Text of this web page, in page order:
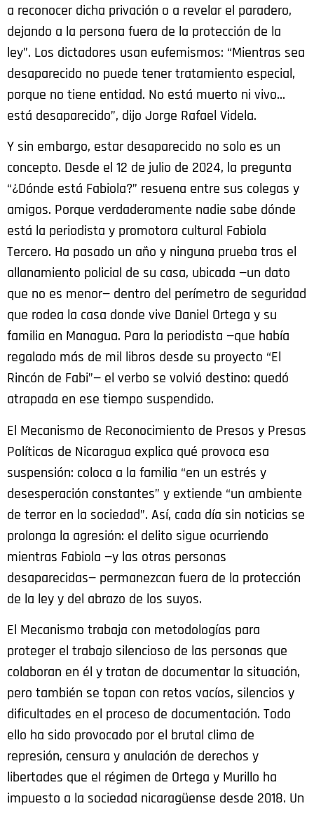
a reconocer dicha privación o a revelar el paradero,
dejando a la persona fuera de la protección de la
ley”. Los dictadores usan eufemismos: “Mientras sea
desaparecido no puede tener tratamiento especial,
porque no tiene entidad. No está muerto ni vivo…
está desaparecido”, dijo Jorge Rafael Videla.
Y sin embargo, estar desaparecido no solo es un
concepto. Desde el 12 de julio de 2024, la pregunta
“¿Dónde está Fabiola?” resuena entre sus colegas y
amigos. Porque verdaderamente nadie sabe dónde
está la periodista y promotora cultural Fabiola
Tercero. Ha pasado un año y ninguna prueba tras el
allanamiento policial de su casa, ubicada —un dato
que no es menor— dentro del perímetro de seguridad
que rodea la casa donde vive Daniel Ortega y su
familia en Managua. Para la periodista —que había
regalado más de mil libros desde su proyecto “El
Rincón de Fabi”— el verbo se volvió destino: quedó
atrapada en ese tiempo suspendido.
El Mecanismo de Reconocimiento de Presos y Presas
Políticas de Nicaragua explica qué provoca esa
suspensión: coloca a la familia “en un estrés y
desesperación constantes” y extiende “un ambiente
de terror en la sociedad”. Así, cada día sin noticias se
prolonga la agresión: el delito sigue ocurriendo
mientras Fabiola —y las otras personas
desaparecidas— permanezcan fuera de la protección
de la ley y del abrazo de los suyos.
El Mecanismo trabaja con metodologías para
proteger el trabajo silencioso de las personas que
colaboran en él y tratan de documentar la situación,
pero también se topan con retos vacíos, silencios y
dificultades en el proceso de documentación. Todo
ello ha sido provocado por el brutal clima de
represión, censura y anulación de derechos y
libertades que el régimen de Ortega y Murillo ha
impuesto a la sociedad nicaragüense desde 2018. Un